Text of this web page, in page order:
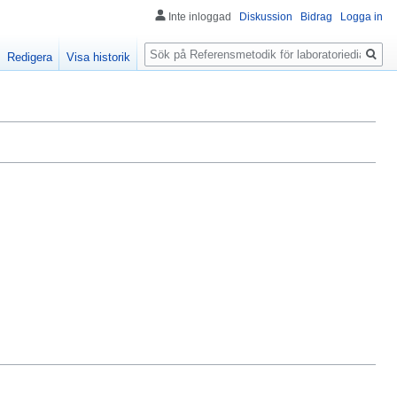
Inte inloggad Diskussion Bidrag Logga in
Redigera Visa historik
Sök